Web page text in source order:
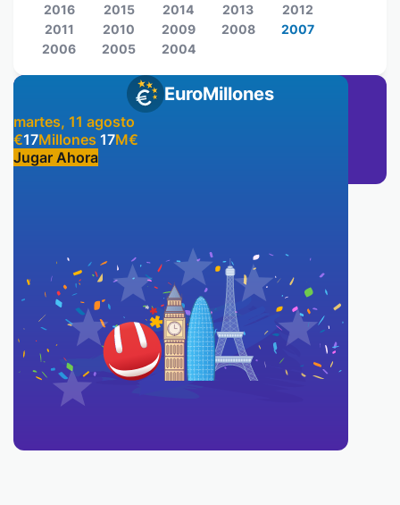
EuroMillones
martes, 11 agosto
€17Millones 17M€
Jugar Ahora
2016
2015 2014 2013
2012
2011
2010 2009 2008
2007
2006
2005 2004